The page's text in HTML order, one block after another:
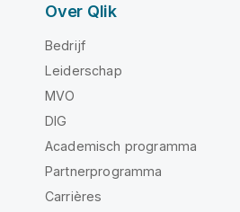
Over Qlik
Bedrijf
Leiderschap
MVO
DIG
Academisch programma
Partnerprogramma
Carrières